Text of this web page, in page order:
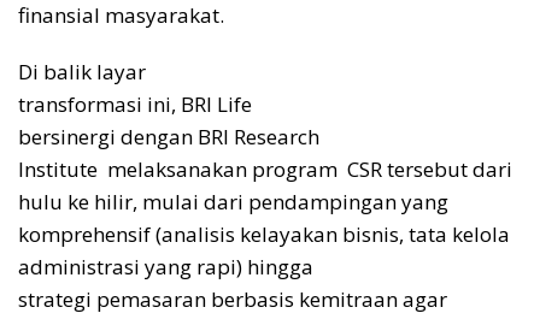
finansial masyarakat.
Di balik layar
transformasi ini, BRI Life
bersinergi dengan BRI Research
Institute melaksanakan program CSR tersebut dari
hulu ke hilir, mulai dari pendampingan yang
komprehensif (analisis kelayakan bisnis, tata kelola
administrasi yang rapi) hingga
strategi pemasaran berbasis kemitraan agar